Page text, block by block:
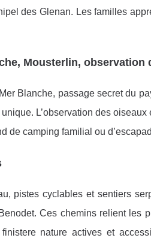
des Glenan. Les familles
Mousterlin, observation
Blanche, passage secret du
L’observation des
de camping familial ou
pistes cyclables et sentiers
Ces chemins relient les
nature actives et